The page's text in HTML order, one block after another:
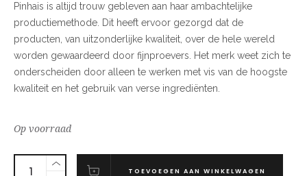
Pinhais is altijd trouw gebleven aan haar ambachtelijke
productiemethode. Dit heeft ervoor gezorgd dat de
producten, van uitzonderlijke kwaliteit, over de hele wereld
worden gewaardeerd door fijnproevers. Het merk weet zich te
onderscheiden door alleen te werken met vis van de hoogste
kwaliteit en het gebruik van verse ingrediënten.
Op voorraad
TOEVOEGEN AAN WINKELWAGEN